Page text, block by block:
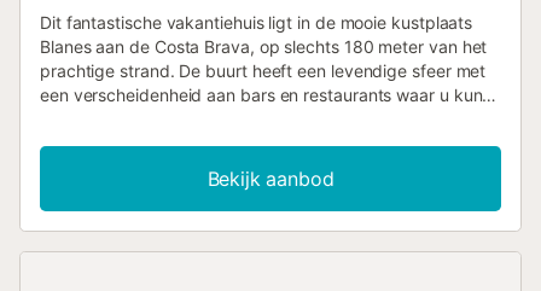
Dit fantastische vakantiehuis ligt in de mooie kustplaats
Blanes aan de Costa Brava, op slechts 180 meter van het
prachtige strand. De buurt heeft een levendige sfeer met
een verscheidenheid aan bars en restaurants waar u kunt
de directe omgeving van de flat. De flat is stijlvol en
modern ingericht. Vanuit de comfortabele woonkamer met
geïntegreerde keuken heeft u toegang tot het balkon met
uitzicht op de kinderspeelplaats direct voor de deur. De
Bekijk aanbod